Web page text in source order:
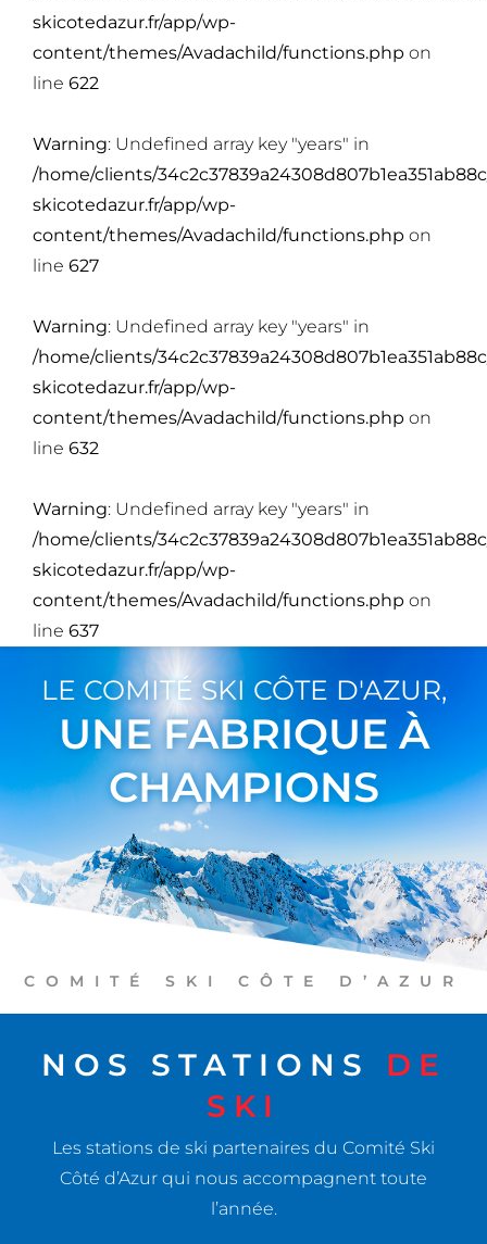
skicotedazur.fr/app/wp-
content/themes/Avadachild/functions.php on
line 622
Warning: Undefined array key "years" in
/home/clients/
skicotedazur.fr/app/wp-
content/themes/Avadachild/functions.php on
line 627
Warning: Undefined array key "years" in
/home/clients/
skicotedazur.fr/app/wp-
content/themes/Avadachild/functions.php on
line 632
Warning: Undefined array key "years" in
/home/clients/
skicotedazur.fr/app/wp-
content/themes/Avadachild/functions.php on
line 637
LE COMITÉ SKI CÔTE D'AZUR,
UNE FABRIQUE À
CHAMPIONS
COMITÉ SKI CÔTE D’AZUR
NOS STATIONS
DE
SKI
Les stations de ski partenaires du Comité Ski
Côté d’Azur qui nous accompagnent toute
l’année.